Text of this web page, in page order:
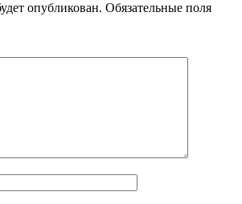
опубликован. Обязательные поля